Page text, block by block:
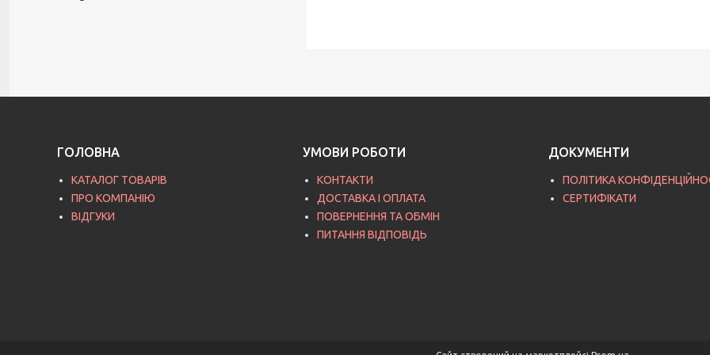
ГОЛОВНА
КАТАЛОГ ТОВАРІВ
ПРО КОМПАНІЮ
ВІДГУКИ
УМОВИ РОБОТИ
КОНТАКТИ
ДОСТАВКА І ОПЛАТА
ПОВЕРНЕННЯ ТА ОБМІН
ПИТАННЯ ВІДПОВІДЬ
ДОКУМЕНТИ
ПОЛІТИКА
СЕРТИФІКАТИ